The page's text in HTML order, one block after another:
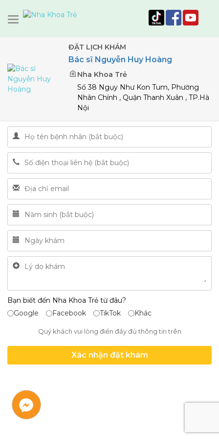
ĐẶT LỊCH KHÁM
Bác sĩ Nguyễn Huy Hoàng
Nha Khoa Trẻ
Số 38 Ngụy Như Kon Tum, Phường
Nhân Chính , Quận Thanh Xuân , TP.Hà
Nội
Bạn biết đến Nha Khoa Trẻ từ đâu?
Google
Facebook TikTok Khác
Quý khách vui lòng điền đầy đủ thông tin trên
Xác nhận đặt khám
Liên